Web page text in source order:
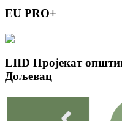
EU PRO+
LIID Пројекат
Дољевац